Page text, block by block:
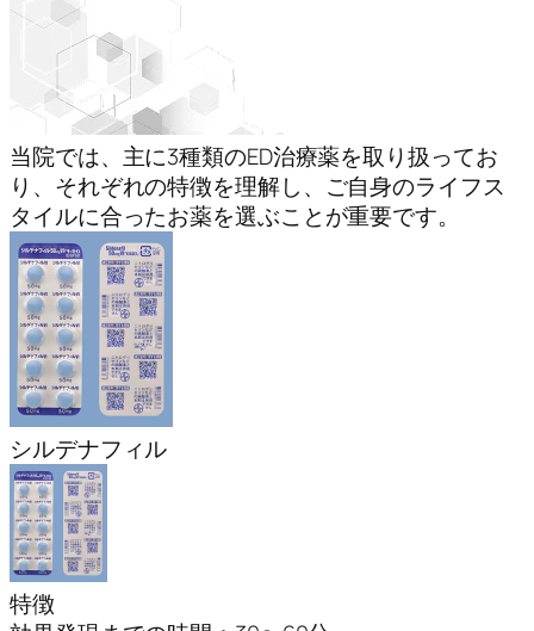
当院では、主に3種類のED治療薬を取り扱ってお
り、それぞれの特徴を理解し、ご自身のライフス
タイルに合ったお薬を選ぶことが重要です。
シルデナフィル
特徴